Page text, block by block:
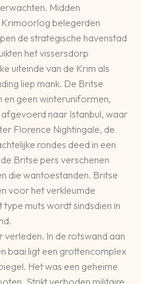
Midden
Krimoorlog belegerden
de strategische havenstad
het vissersdorp
uiteinde van de Krim als
liep mank. De Britse
en geen winteruniformen,
naar Istanbul, waar
Florence Nightingale, de
rondes deed in een
Britse pers verschenen
die wantoestanden. Britse
voor het verkleumde
muts wordt sindsdien in
In de rotswand aan
baai ligt een grottencomplex
Het was een geheime
Strikt verboden militaire